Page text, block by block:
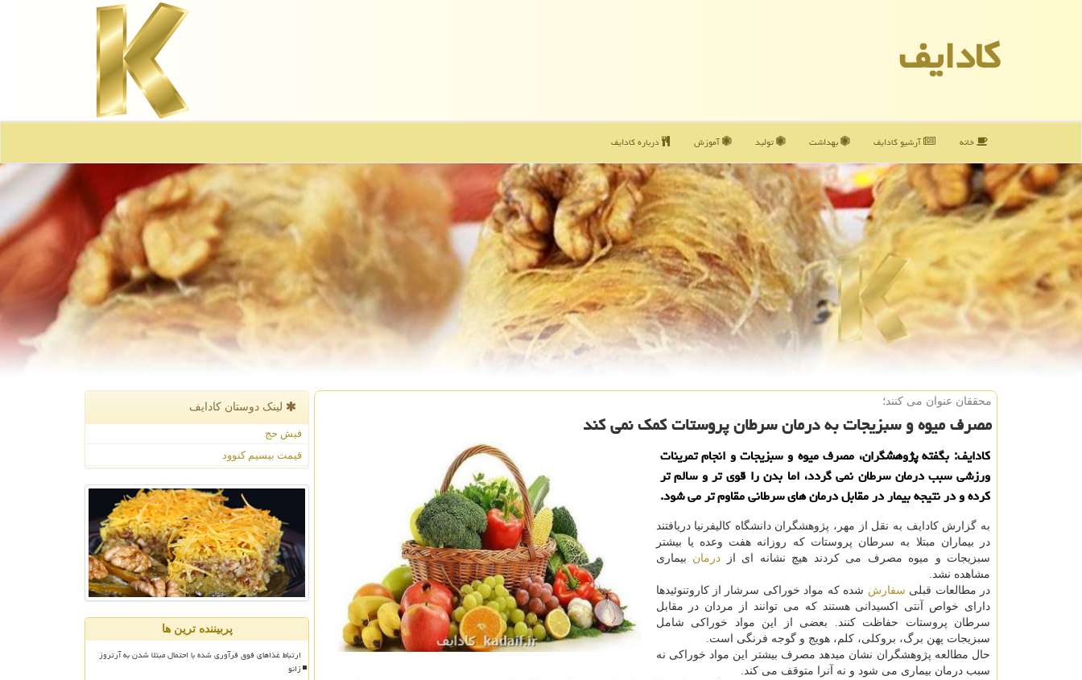
كادایف
خانه آرشیو كادایف بهداشت تولید آموزش درباره كادایف
محققان عنوان می كنند؛
مصرف میوه و سبزیجات به درمان سرطان پروستات كمك نمی كند
كادایف: بگفته پژوهشگران، مصرف میوه و سبزیجات و انجام تمرینات
ورزشی سبب درمان سرطان نمی گردد، اما بدن را قوی تر و سالم تر
كرده و در نتیجه بیمار در مقابل درمان های سرطانی مقاوم تر می شود.
به گزارش كادایف به نقل از مهر، پژوهشگران دانشگاه كالیفرنیا دریافتند
در بیماران مبتلا به سرطان پروستات كه روزانه هفت وعده یا بیشتر
سبزیجات و میوه مصرف می كردند هیچ نشانه ای از درمان بیماری
مشاهده نشد.
در مطالعات قبلی سفارش شده كه مواد خوراكی سرشار از كاروتنوئیدها
دارای خواص آنتی اكسیدانی هستند كه می توانند از مردان در مقابل
سرطان پروستات حفاظت كنند. بعضی از این مواد خوراكی شامل
سبزیجات پهن برگ، بروكلی، كلم، هویج و گوجه فرنگی است.
حال مطالعه پژوهشگران نشان میدهد مصرف بیشتر این مواد خوراكی نه
سبب درمان بیماری می شود و نه آنرا متوقف می كند.
لینک دوستان كادایف
فیش حج
قیمت بیسیم کنوود
پربیننده ترین ها
ارتباط غذاهای فوق فرآوری شده با احتمال مبتلا شدن به آرتروز
زانو